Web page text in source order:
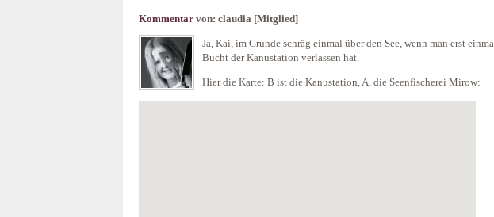
Kommentar von: claudia [Mitglied]
Ja, Kai, im Grunde schräg einmal über den See, wenn man erst
Bucht der Kanustation verlassen hat.
Hier die Karte: B ist die Kanustation, A, die Seenfischerei Mirow: